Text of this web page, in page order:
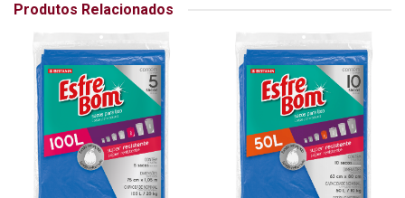
Produtos Relacionados